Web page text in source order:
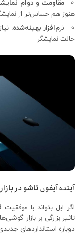
مقاومت و دوام
هنوز هم حساس‌تر از
نرم‌افزار بهینه‌شده:
حالت نمایشگر
آینده آیفون تاشو در بازار
اگر اپل بتواند با موفقیت
تاثیر بزرگی بر بازار
دوباره استانداردهای